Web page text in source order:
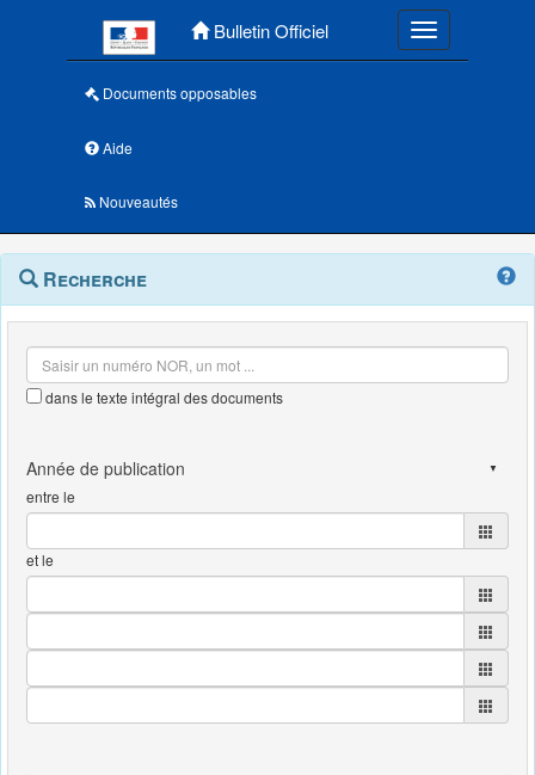
Bulletin Officiel Toggle
Documents opposables
Aide
Nouveautés
Navigation
outils
Menu
contextuel
Recherche
dans le texte intégral des documents
entre le
et le